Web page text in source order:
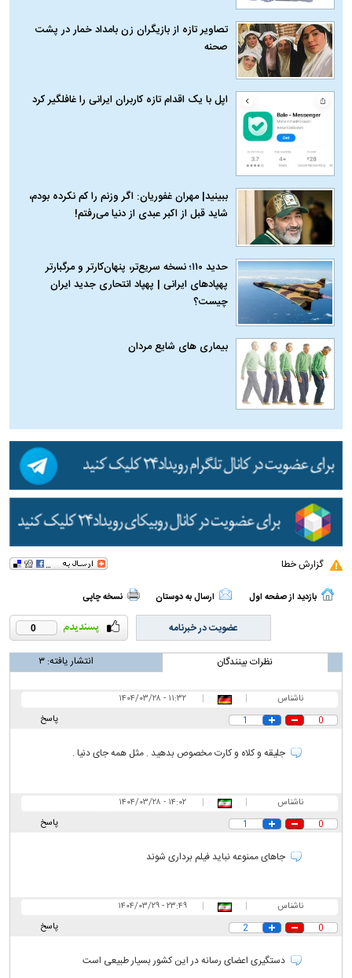
تصاویر تازه از بازیگران زن بامداد خمار در پشت
صحنه
اپل با یک اقدام تازه کاربران ایرانی را غافلگیر کرد
ببینید| مهران غفوریان: اگر وزنم را کم نکرده بودم،
شاید قبل از اکبر عبدی از دنیا می‌رفتم!
حدید ۱۱۰؛ نسخه سریع‌تر، پنهان‌کارتر و مرگبارتر
پهپادهای ایرانی | پهپاد انتحاری جدید ایران
چیست؟
بیماری‌ های شایع مردان
گزارش خطا
بازدید از صفحه اول ارسال به دوستان نسخه چاپی
0 عضویت در خبرنامه
نظرات بینندگان انتشار یافته:۳
ناشناس |
|
۱۱:۳۲ - ۱۴۰۴/۰۳/۲۸
پاسخ
0
1
جلیقه و کلاه و کارت مخصوص بدهید . مثل همه جای دنیا .
ناشناس |
|
۱۴:۰۲ - ۱۴۰۴/۰۳/۲۸
پاسخ
0
1
جاهای ممنوعه نباید فیلم برداری شوند
ناشناس |
|
۲۳:۴۹ - ۱۴۰۴/۰۳/۲۹
پاسخ
0
2
دستگیری اعضای رسانه در این کشور بسیار طبیعی است